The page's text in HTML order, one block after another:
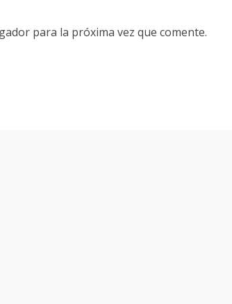
para la próxima vez que comente.